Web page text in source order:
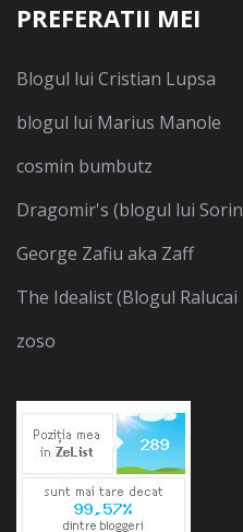
PREFERATII MEI
Blogul lui Cristian Lupsa
blogul lui Marius Manole
cosmin bumbutz
Dragomir's (blogul lui
George Zafiu aka Zaff
The Idealist (Blogul Ralucai
zoso